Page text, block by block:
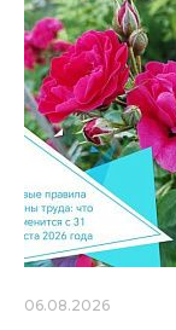
06.08.2026